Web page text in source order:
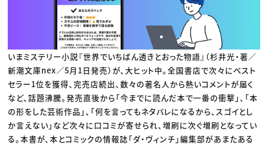
いまミステリー小説『世界でいちばん透きとおった物語』（杉井光・著／
新潮文庫nex／5月1日発売）が、大ヒット中。全国書店で次々にベスト
セラー1位を獲得、完売店続出、数々の著名人から熱いコメントが届く
など、話題沸騰。発売直後から「今までに読んだ本で一番の衝撃」、「本
の形をした芸術作品」、「何を言ってもネタバレになるから、スゴイとし
か言えない」など次々に口コミが寄せられ、増刷に次ぐ増刷となってい
る。本書が、本とコミックの情報誌「ダ・ヴィンチ」編集部があまたある